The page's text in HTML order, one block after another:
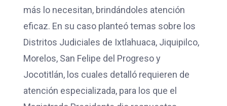
más lo necesitan, brindándoles atención
eficaz. En su caso planteó temas sobre los
Distritos Judiciales de Ixtlahuaca, Jiquipilco,
Morelos, San Felipe del Progreso y
Jocotitlán, los cuales detalló requieren de
atención especializada, para los que el